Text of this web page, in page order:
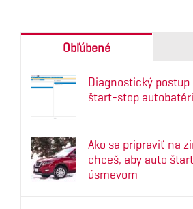
Obľúbené
Diagnostický postup
štart-stop
Ako sa pripraviť na
chceš, aby auto
úsmevom